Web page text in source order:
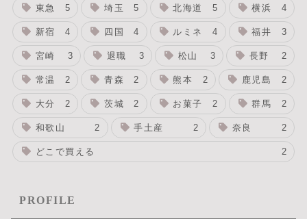
東急 5 埼玉 5 北海道 5 横浜 4
新宿 4 四国 4 ルミネ 4 福井 3
宮崎 3 退職 3 松山 3 長野 2
常温 2 青森 2 熊本 2 鹿児島 2
大分 2 茨城 2 お菓子 2 群馬 2
和歌山 2 手土産 2 奈良 2
どこで買える 2
PROFILE